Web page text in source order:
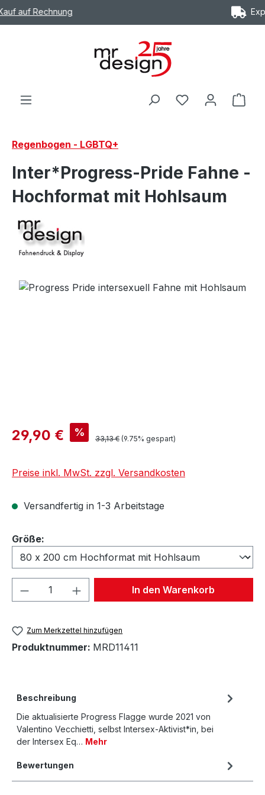
Zum Hauptinhalt springen
Regenbogen - LGBTQ+
Inter*Progress-Pride Fahne -
Hochformat mit Hohlsaum
Bildergalerie überspringen
29,90 € %
33,13 € (9.75% gespart)
Preise inkl. MwSt. zzgl. Versandkosten
Versandfertig in 1-3 Arbeitstage
Größe:
Produkt Anzahl: Gib denIn den Warenkorb
Zum Merkzettel hinzufügen
Produktnummer: MRD11411
Beschreibung
Die aktualisierte Progress Flagge wurde 2021 von
Valentino Vecchietti, selbst Intersex-Aktivist*in, bei
der Intersex Eq… Mehr
Bewertungen